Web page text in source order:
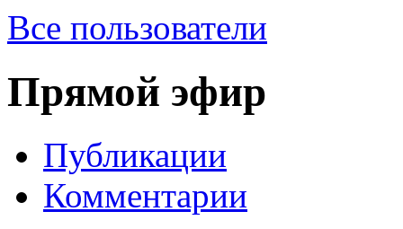
Все пользователи
Прямой эфир
Публикации
Комментарии